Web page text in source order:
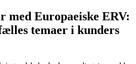
med Europaeiske ERV:
temaer i kunders